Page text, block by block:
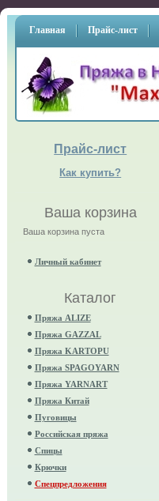
Главная Прайс-лист
Прайс-лист
Как купить?
Ваша корзина
Ваша корзина пуста
Личный кабинет
Каталог
Пряжа ALIZE
Пряжа GAZZAL
Пряжа KARTOPU
Пряжа SPAGOYARN
Пряжа YARNART
Пряжа Китай
Пуговицы
Российская пряжа
Спицы
Крючки
Спецпредложения